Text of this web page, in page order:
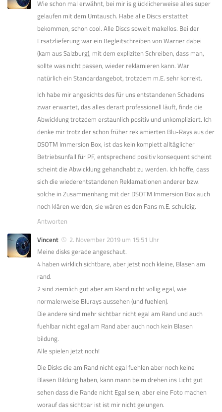
Wie schon mal erwähnt, bei mir is glücklicherweise alles super
gelaufen mit dem Umtausch. Habe alle Discs erstattet
bekommen, schon cool. Alle Discs soweit makellos. Bei der
Ersatzlieferung war ein Begleitschreiben von Warner dabei
(kam aus Salzburg), mit dem expliziten Schreiben, dass man,
sollte was nicht passen, wieder reklamieren kann. War
natürlich ein Standardangebot, trotzdem m.E. sehr korrekt.
Ich habe mir angesichts des für uns entstandenen Schadens
zwar erwartet, das alles derart professionell läuft, finde die
Abwicklung trotzdem erstaunlich positiv und unkompliziert. Ich
denke mir trotz der schon früher reklamierten Blu-Rays aus der
DSOTM Immersion Box, ist das kein komplett alltäglicher
Betriebsunfall für PF, entsprechend positiv konsequent scheint
scheint die Abwicklung gehandhabt zu werden. Ich hoffe, dass
sich die wiederentstandenen Reklamationen anderer bzw.
solche in Zusammenhang mit der DSOTM Immersion Box auch
noch klären werden, sie wären es den Fans m.E. schuldig.
Antworten
Vincent
2. November 2019 um 15:51 Uhr
Meine disks gerade angeschaut.
4 haben wirklich sichtbare, aber jetst noch kleine, Blasen am
rand.
2 sind ziemlich gut aber am Rand nicht vollig egal, wie
normalerweise Blurays aussehen (und fuehlen).
Die andere sind mehr sichtbar nicht egal am Rand und auch
fuehlbar nicht egal am Rand aber auch noch kein Blasen
bildung.
Alle spielen jetzt noch!
Die Disks die am Rand nicht egal fuehlen aber noch keine
Blasen Bildung haben, kann mann beim drehen ins Licht gut
sehen dass die Rande nicht Egal sein, aber eine Foto machen
worauf das sichtbar ist ist mir nicht gelungen.